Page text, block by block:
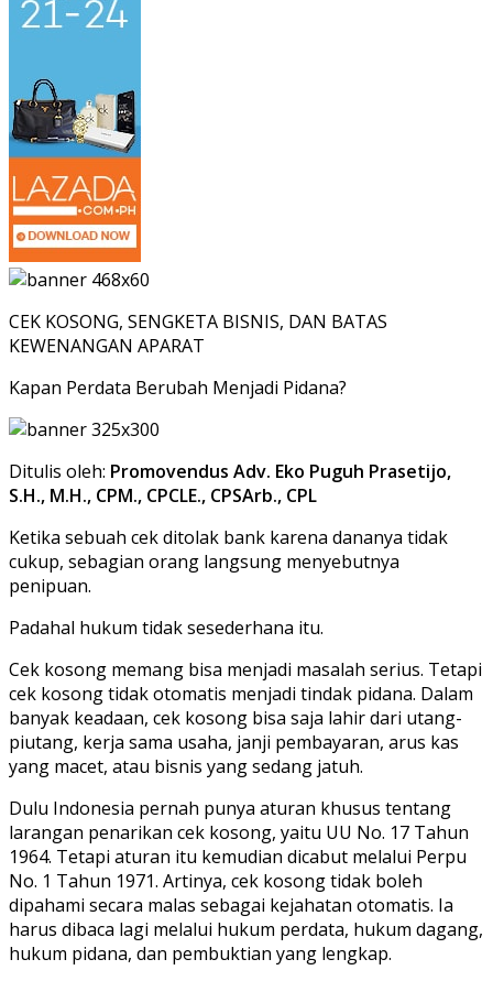
CEK KOSONG, SENGKETA BISNIS, DAN BATAS
KEWENANGAN APARAT
Kapan Perdata Berubah Menjadi Pidana?
Ditulis oleh: Promovendus Adv. Eko Puguh Prasetijo,
S.H., M.H., CPM., CPCLE., CPSArb., CPL
Ketika sebuah cek ditolak bank karena dananya tidak
cukup, sebagian orang langsung menyebutnya
penipuan.
Padahal hukum tidak sesederhana itu.
Cek kosong memang bisa menjadi masalah serius. Tetapi
cek kosong tidak otomatis menjadi tindak pidana. Dalam
banyak keadaan, cek kosong bisa saja lahir dari utang-
piutang, kerja sama usaha, janji pembayaran, arus kas
yang macet, atau bisnis yang sedang jatuh.
Dulu Indonesia pernah punya aturan khusus tentang
larangan penarikan cek kosong, yaitu UU No. 17 Tahun
1964. Tetapi aturan itu kemudian dicabut melalui Perpu
No. 1 Tahun 1971. Artinya, cek kosong tidak boleh
dipahami secara malas sebagai kejahatan otomatis. Ia
harus dibaca lagi melalui hukum perdata, hukum dagang,
hukum pidana, dan pembuktian yang lengkap.